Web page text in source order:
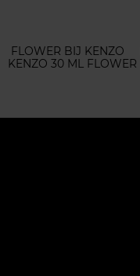
FLOWER BIJ KENZO
KENZO 30 ML FLOWER